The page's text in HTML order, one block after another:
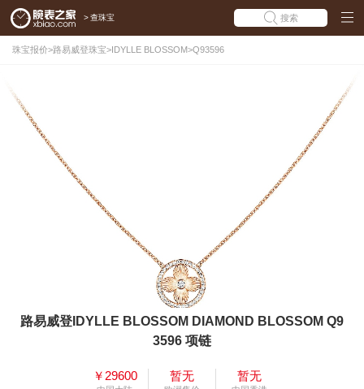
> 查珠宝 搜索
珠宝报价>路易威登珠宝>IDYLLE BLOSSOM>Q93596
路易威登IDYLLE BLOSSOM DIAMOND BLOSSOM Q9
3596 项链
￥29600 暂无 暂无